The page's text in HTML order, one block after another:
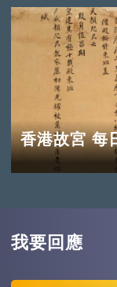
香港故宮 每
我要回應